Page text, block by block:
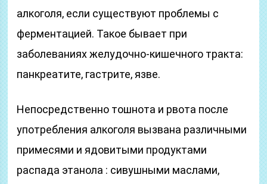
алкоголя, если существуют проблемы с
ферментацией. Такое бывает при
заболеваниях желудочно-кишечного тракта:
панкреатите, гастрите, язве.
Непосредственно тошнота и рвота после
употребления алкоголя вызвана различными
примесями и ядовитыми продуктами
распада этанола : сивушными маслами,